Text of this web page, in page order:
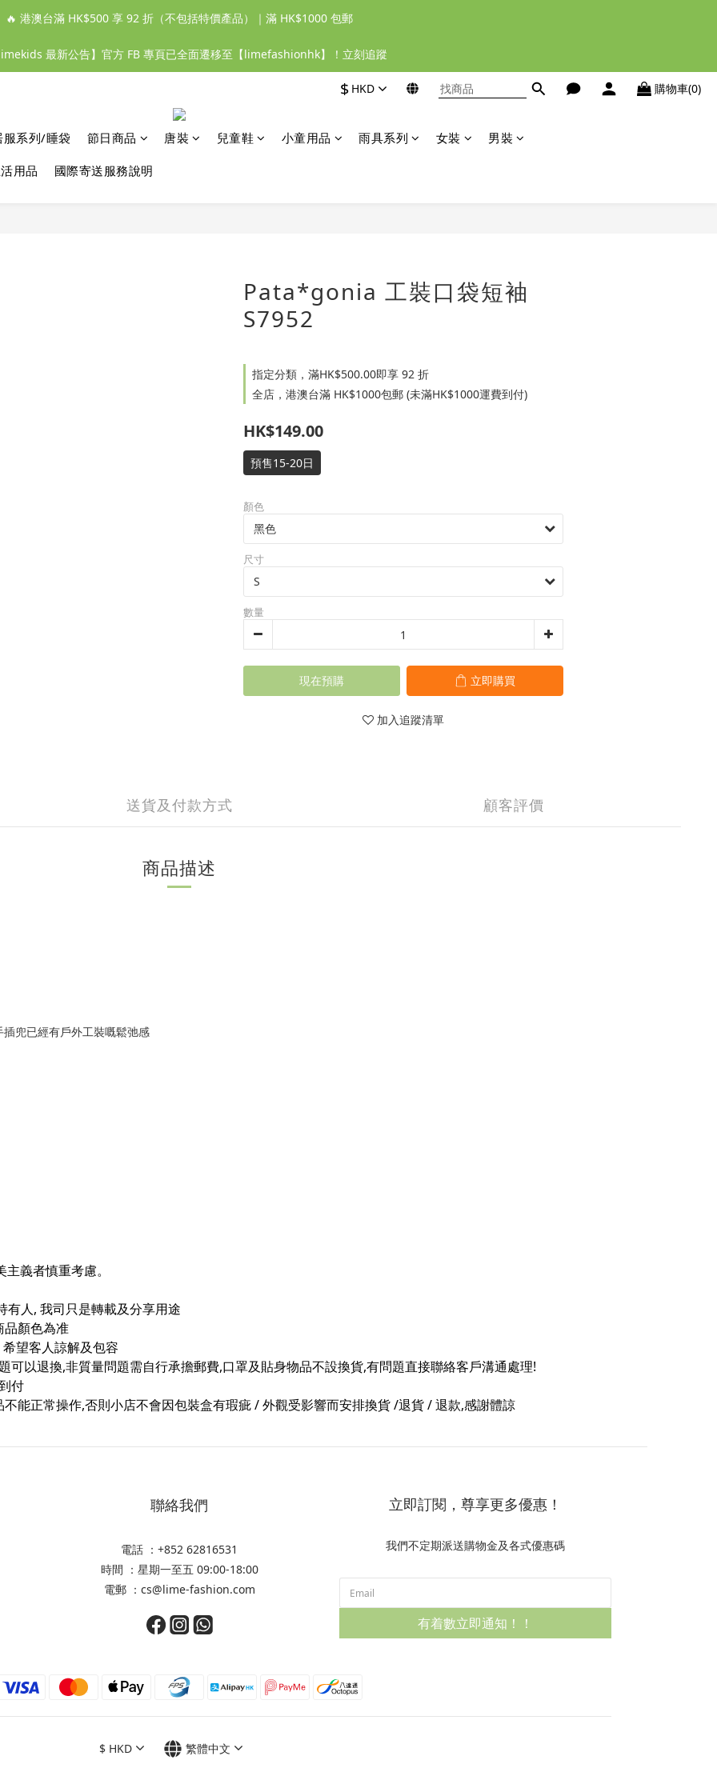
🔥 港澳台滿 HK$500 享 92 折（不包括特價產品）｜滿 HK$1000 包郵
最新公告】官方 FB 專頁已全面遷移至【limefashionhk】！立刻追蹤
$ HKD 購物車(0)
服系列/睡袋 節日商品 唐裝 兒童鞋 小童用品 雨具系列 女裝 男裝
用品 國際寄送服務說明
Pata*gonia 工裝口袋短袖
S7952
指定分類，滿HK$500.00即享 92 折
全店，港澳台滿 HK$1000包郵 (未滿HK$1000運費到付)
HK$149.00
預售15-20日
顏色
尺寸
數量
現在預購 立即購買
加入追蹤清單
送貨及付款方式 顧客評價
商品描述
兜已經有戶外工裝嘅鬆弛感
義者慎重考慮。
有人, 我司只是轉載及分享用途
品顏色為准
望客人諒解及包容
可以退換,非質量問題需自行承擔郵費,口罩及貼身物品不設換貨,有問題直接聯絡客戶溝通處理!
付
能正常操作,否則小店不會因包裝盒有瑕疵 / 外觀受影響而安排換貨 /退貨 / 退款,感謝體諒
聯絡我們
電話 ：+852 62816531
時間 ：星期一至五 09:00-18:00
電郵 ：cs@lime-fashion.com
立即訂閱，尊享更多優惠！
我們不定期派送購物金及各式優惠碼
有着數立即通知！！
$ HKD 繁體中文